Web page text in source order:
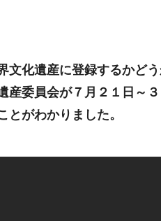
文化遺産に登録するかど
産委員会が７月２１日～
とがわかりました。